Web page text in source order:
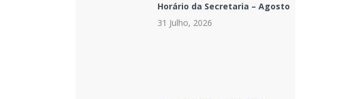
Horário da Secretaria – Agosto
31 Julho, 2026